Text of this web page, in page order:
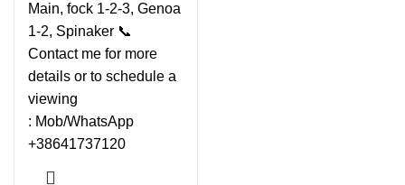
Main, fock 1-2-3, Genoa
1-2, Spinaker 📞
Contact me for more
details or to schedule a
viewing
: Mob/WhatsApp
+38641737120